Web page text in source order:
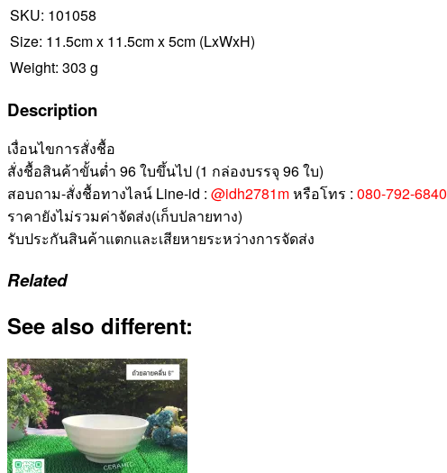
SKU: 101058
Size: 11.5cm x 11.5cm x 5cm (LxWxH)
Weight: 303 g
Description
เงื่อนไขการสั่งชื้อ
สั่งชื้อสินค้าขั้นต่ำ 96 ใบขึ้นไป (1 กล่องบรรจุ 96 ใบ)
สอบถาม-สั่งชื้อทางไลน์ Line-id : @idh2781mหรือโทร : 080-792-6840
ราคายังไม่รวมค่าจัดส่ง(เก็บปลายทาง)
รับประกันสินค้าแตกและเสียหายระหว่างการจัดส่ง
Related
See also different: